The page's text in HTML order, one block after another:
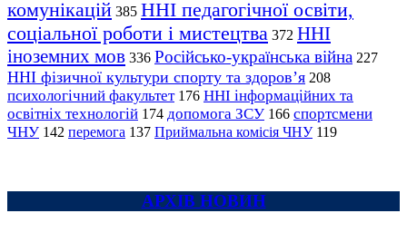
комунікацій 385 ННІ педагогічної освіти,
соціальної роботи і мистецтва 372 ННІ
іноземних мов 336 Російсько-українська війна 227
ННІ фізичної культури спорту та здоров’я 208
психологічний факультет 176 ННІ інформаційних та
освітніх технологій 174 допомога ЗСУ 166 спортсмени
ЧНУ 142 перемога 137 Приймальна комісія ЧНУ 119
АРХІВ НОВИН